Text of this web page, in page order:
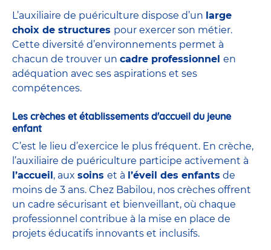
L’auxiliaire de puériculture dispose d’un large
choix de structures pour exercer son métier.
Cette diversité d’environnements permet à
chacun de trouver un cadre professionnel en
adéquation avec ses aspirations et ses
compétences.
Les crèches et établissements d'accueil du jeune
enfant
C’est le lieu d’exercice le plus fréquent. En crèche,
l’auxiliaire de puériculture participe activement à
l’accueil , aux soins et à l’éveil des enfants de
moins de 3 ans. Chez Babilou, nos crèches offrent
un cadre sécurisant et bienveillant, où chaque
professionnel contribue à la mise en place de
projets éducatifs innovants et inclusifs.